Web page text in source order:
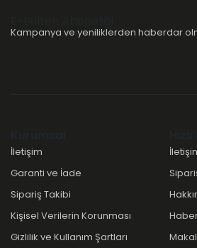
Kampanya ve yeniliklerden haberdar
İletişim
Garanti ve İade
Sipariş Takibi
Kişisel Verilerin Korunması
Gizlilik ve Kullanım Şartları